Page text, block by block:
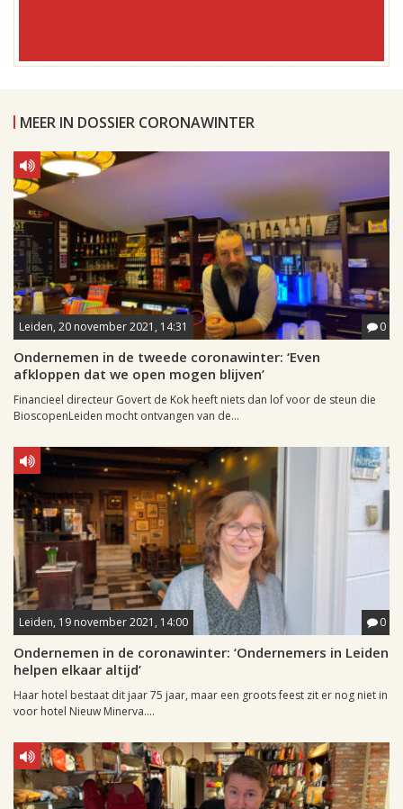
MEER IN DOSSIER CORONAWINTER
Leiden, 20 november 2021, 14:31 0
Ondernemen in de tweede coronawinter: ‘Even
afkloppen dat we open mogen blijven’
Financieel directeur Govert de Kok heeft niets dan lof voor de steun die
BioscopenLeiden mocht ontvangen van de...
Leiden, 19 november 2021, 14:00 0
Ondernemen in de coronawinter: ‘Ondernemers in Leiden
helpen elkaar altijd’
Haar hotel bestaat dit jaar 75 jaar, maar een groots feest zit er nog niet in
voor hotel Nieuw Minerva....